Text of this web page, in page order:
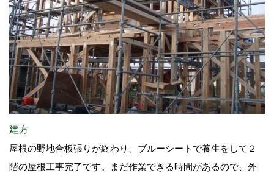
建方
屋根の野地合板張りが終わり、ブルーシートで養生をして２
階の屋根工事完了です。まだ作業できる時間があるので、外